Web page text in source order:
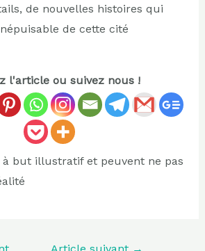
de nouvelles histoires qui
de cette cité
l'article ou suivez nous !
à but illustratif et peuvent ne pas
Article suivant →